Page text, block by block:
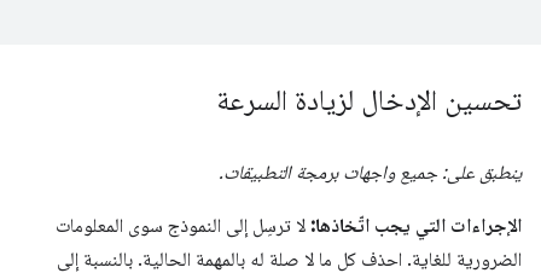
تحسين الإدخال لزيادة السرعة
ينطبق على: جميع واجهات برمجة التطبيقات.
الإجراءات التي يجب اتّخاذها: لا ترسِل إلى النموذج سوى المعلومات
الضرورية للغاية. احذف كل ما لا صلة له بالمهمة الحالية. بالنسبة إلى